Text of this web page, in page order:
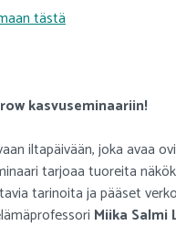
tästä
kasvuseminaariin!
iltapäivään, joka avaa
tarjoaa tuoreita
tarinoita ja pääset
Miika Salmi